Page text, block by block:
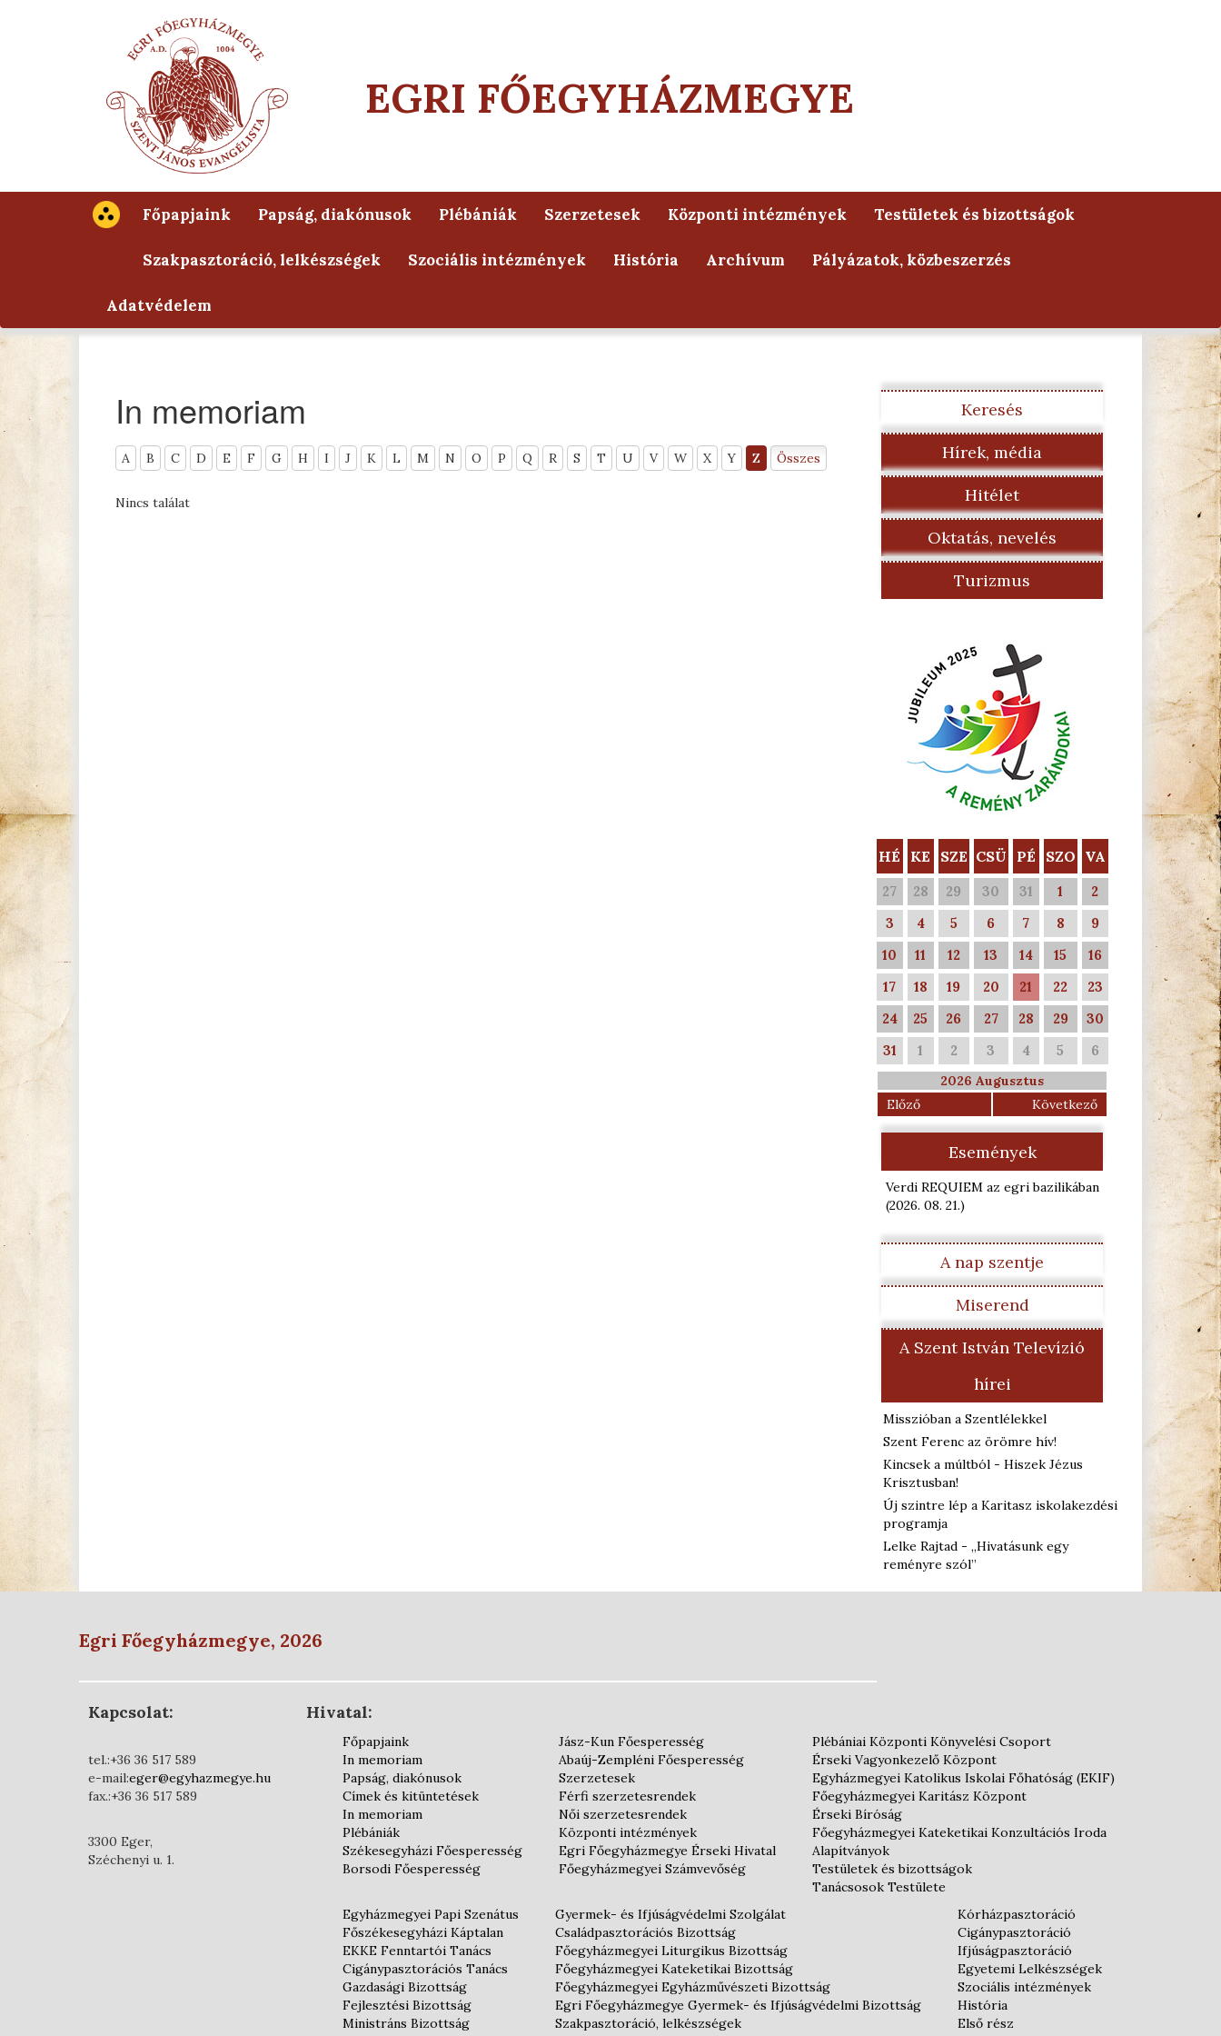
EGRI FŐEGYHÁZMEGYE
Főpapjaink Papság, diakónusok Plébániák Szerzetesek Központi intézmények Testületek és bizottságok
Szakpasztoráció, lelkészségek Szociális intézmények História Archívum Pályázatok, közbeszerzés
Adatvédelem
In memoriam
A B C D E F G H I J K L M N O P Q R S T U V W X Y Z Összes
Nincs találat
Keresés
Hírek, média
Hitélet
Oktatás, nevelés
Turizmus
HÉ KE SZE CSÜ PÉ SZO VA
27 28 29 30 31 1
2
3
4 5 6 7 8
9
10
11 12 13 14 15
16
17
18 19 20 21 22
23
24
25 26 27 28 29
30
31
1 2 3 4 5 6
2026 Augusztus
Előző
Következő
Események
Verdi REQUIEM az egri bazilikában
(2026. 08. 21.)
A nap szentje
Miserend
A Szent István Televízió
hírei
Misszióban a Szentlélekkel
Szent Ferenc az örömre hív!
Kincsek a múltból - Hiszek Jézus
Krisztusban!
Új szintre lép a Karitasz iskolakezdési
programja
Lelke Rajtad - „Hivatásunk egy
reményre szól”
Egri Főegyházmegye, 2026
Kapcsolat:
tel.:+36 36 517 589
e-mail:eger@egyhazmegye.hu
fax.:+36 36 517 589
3300 Eger,
Széchenyi u. 1.
Hivatal:
Főpapjaink
In memoriam
Papság, diakónusok
Címek és kitüntetések
In memoriam
Plébániák
Székesegyházi Főesperesség
Borsodi Főesperesség
Jász-Kun Főesperesség
Abaúj-Zempléni Főesperesség
Szerzetesek
Férfi szerzetesrendek
Női szerzetesrendek
Központi intézmények
Egri Főegyházmegye Érseki Hivatal
Főegyházmegyei Számvevőség
Plébániai Központi Könyvelési Csoport
Érseki Vagyonkezelő Központ
Egyházmegyei Katolikus Iskolai Főhatóság (EKIF)
Főegyházmegyei Karitász Központ
Érseki Bíróság
Főegyházmegyei Kateketikai Konzultációs Iroda
Alapítványok
Testületek és bizottságok
Tanácsosok Testülete
Egyházmegyei Papi Szenátus
Főszékesegyházi Káptalan
EKKE Fenntartói Tanács
Cigánypasztorációs Tanács
Gazdasági Bizottság
Fejlesztési Bizottság
Ministráns Bizottság
Gyermek- és Ifjúságvédelmi Szolgálat
Családpasztorációs Bizottság
Főegyházmegyei Liturgikus Bizottság
Főegyházmegyei Kateketikai Bizottság
Főegyházmegyei Egyházművészeti Bizottság
Egri Főegyházmegye Gyermek- és Ifjúságvédelmi Bizottság
Szakpasztoráció, lelkészségek
Kórházpasztoráció
Cigánypasztoráció
Ifjúságpasztoráció
Egyetemi Lelkészségek
Szociális intézmények
História
Első rész